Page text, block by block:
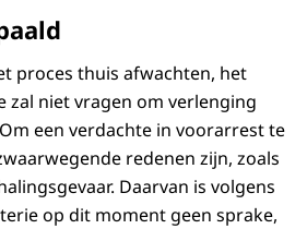
proces thuis afwachten, het
zal niet vragen om verlenging
een verdachte in voorarrest te
redenen zijn, zoals
Daarvan is volgens
op dit moment geen sprake,